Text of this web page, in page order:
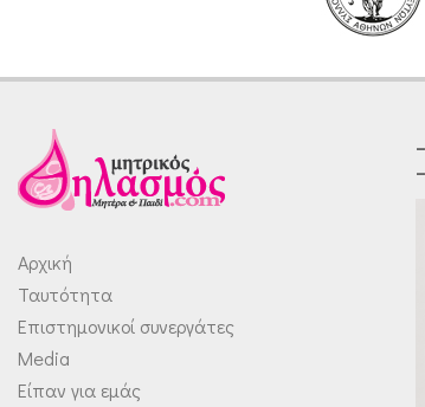
Αρχική
Ταυτότητα
Επιστημονικοί συνεργάτες
Media
Είπαν για εμάς